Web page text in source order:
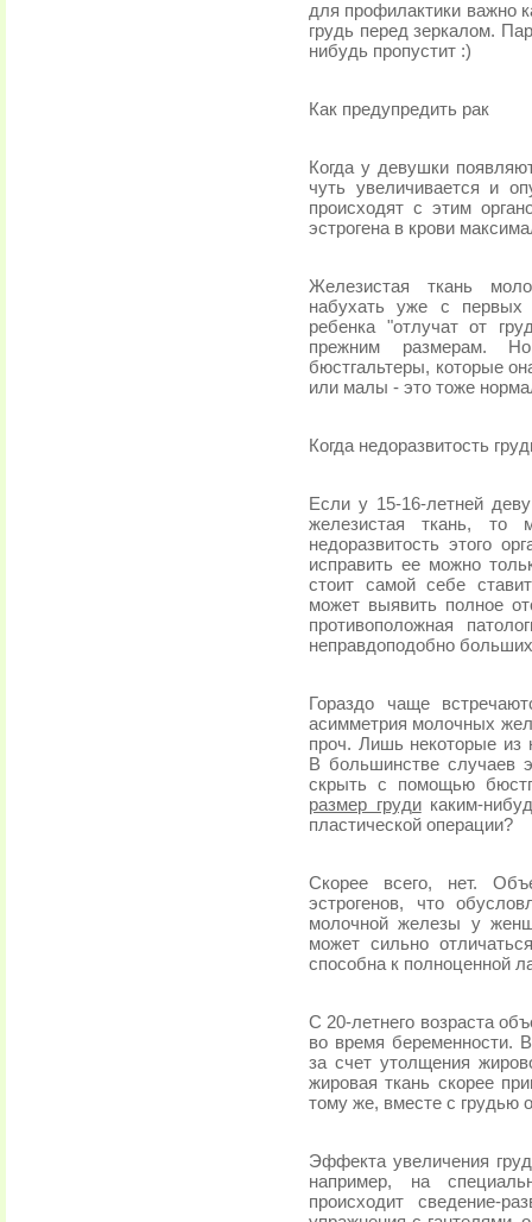
для профилактики важно
грудь перед зеркалом.
нибудь пропустит :)
Как предупредить рак
Когда у девушки
чуть увеличивается и
происходят с этим
эстрогена в крови
Железистая ткань
набухать уже с первых
ребенка "отлучат от
прежним размерам.
бюстгальтеры, которые
или малы - это тоже
Когда недоразвитость
Если у 15-16-летней
железистая ткань, то
недоразвитость этого
исправить ее можно
стоит самой себе
может выявить полное
противоположная
неправдоподобно
Гораздо чаще
асимметрия молочных
проч. Лишь некоторые из
В большинстве случаев
скрыть с помощью
размер грудикаким-
пластической операции?
Скорее всего, нет.
эстрогенов, что
молочной железы у
может сильно
способна к полноценной
С 20-летнего возраста
во время беременности.
за счет утолщения
жировая ткань скорее
тому же, вместе с грудью
Эффекта увеличения
например, на
происходит сведение-